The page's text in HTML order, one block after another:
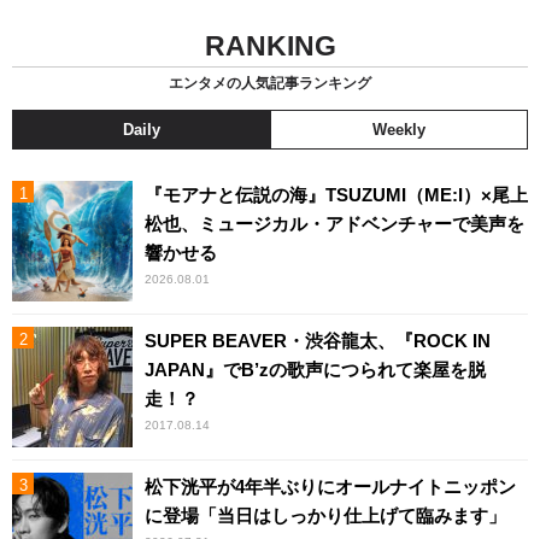
RANKING
エンタメの人気記事ランキング
Daily Weekly
『モアナと伝説の海』TSUZUMI（ME:I）×尾上
松也、ミュージカル・アドベンチャーで美声を
響かせる
2026.08.01
SUPER BEAVER・渋谷龍太、『ROCK IN
JAPAN』でB’zの歌声につられて楽屋を脱
走！？
2017.08.14
松下洸平が4年半ぶりにオールナイトニッポン
に登場「当日はしっかり仕上げて臨みます」